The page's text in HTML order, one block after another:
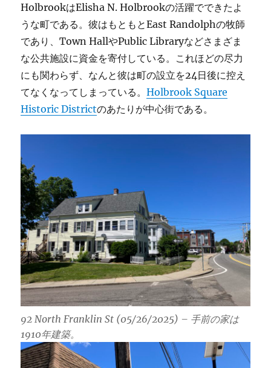
HolbrookはElisha N. Holbrookの活躍でできたよ
うな町である。彼はもともとEast Randolphの牧師
であり、Town HallやPublic Libraryなどさまざま
な公共施設に資金を寄付している。これほどの尽力
にも関わらず、なんと彼は町の設立を24日後に控え
てなくなってしまっている。Holbrook Square
Historic Districtのあたりが中心街である。
92 North Franklin St (05/26/2025) – 手前の家は
1910年建築。